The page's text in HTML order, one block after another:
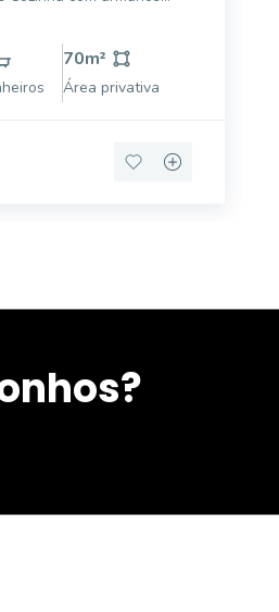
70m²
Área privativa